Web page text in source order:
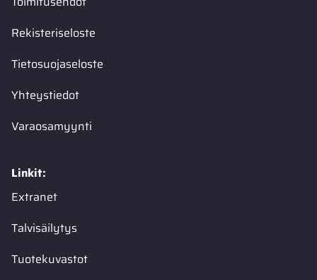
Rekisteriseloste
Tietosuojaseloste
Yhteystiedot
Varaosamyynti
Linkit:
Extranet
Talvisäilytys
Tuotekuvastot